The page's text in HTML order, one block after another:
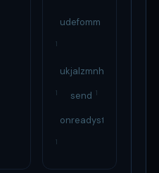
udefomm
1
ukjalzmnhylb
1 send 1
onreadystatechange
1